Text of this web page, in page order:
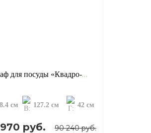
Шкаф для посуды «Квадро-С 42», цвет: серый + антик (сосна)
см 127.2 см 42 см
руб. 90 240 руб.